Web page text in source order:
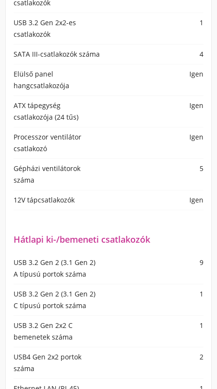
csatlakozók
USB 3.2 Gen 2x2-es
csatlakozók
1
SATA III-csatlakozók száma 4
Elülső panel
hangcsatlakozója
Igen
ATX tápegység
csatlakozója (24 tűs)
Igen
Processzor ventilátor
csatlakozó
Igen
Gépházi ventilátorok
száma
5
12V tápcsatlakozók Igen
Hátlapi ki-/bemeneti csatlakozók
USB 3.2 Gen 2 (3.1 Gen 2)
A típusú portok száma
9
USB 3.2 Gen 2 (3.1 Gen 2)
C típusú portok száma
1
USB 3.2 Gen 2x2 C
bemenetek száma
1
USB4 Gen 2x2 portok
száma
2